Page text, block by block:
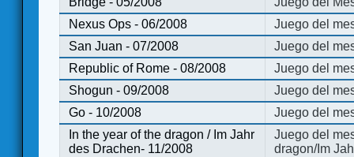
Nexus Ops - 06/2008
Juego del
San Juan - 07/2008
Juego del
Republic of Rome - 08/2008
Juego del
Shogun - 09/2008
Juego del
Go - 10/2008
Juego del
In the year of the dragon / Im Jahr
des Drachen- 11/2008
Juego del
dragon/Im